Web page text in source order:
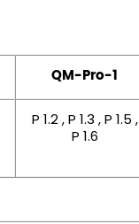
QM-Pro-1
P 1.2 , P 1.3 , P 1.5 ,
P 1.6